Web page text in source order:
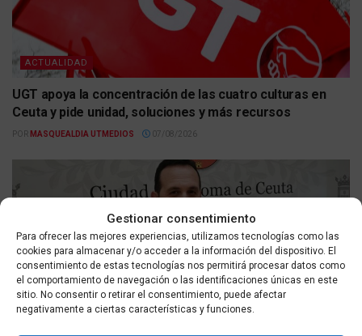
Gestionar consentimiento
Para ofrecer las mejores experiencias, utilizamos tecnologías como las
cookies para almacenar y/o acceder a la información del dispositivo. El
consentimiento de estas tecnologías nos permitirá procesar datos como
el comportamiento de navegación o las identificaciones únicas en este
sitio. No consentir o retirar el consentimiento, puede afectar
negativamente a ciertas características y funciones.
ACTUALIDAD
UGT apoya la concentración de las cuatro culturas en
Ceuta y pide unidad, soluciones y más recursos
POR MASQUEALDIA UTMEDIOS 07/08/2026
ACTUALIDAD